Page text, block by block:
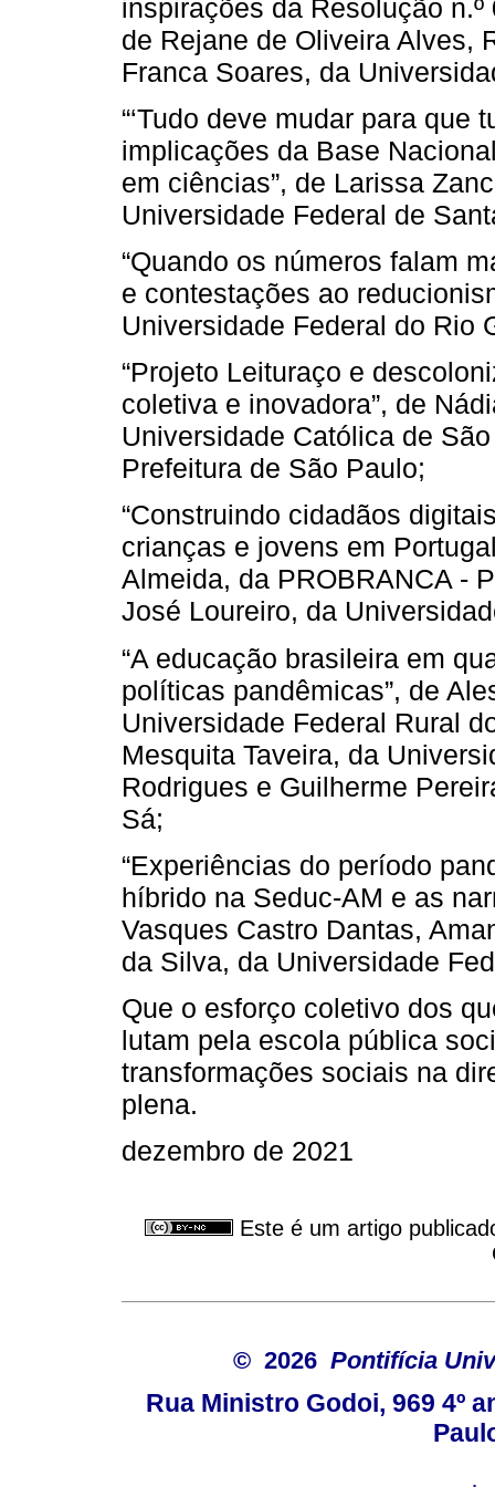
inspirações da Resolução
de Rejane de Oliveira Alves,
Franca Soares, da
“‘Tudo deve mudar para que
implicações da Base
em ciências”, de Larissa
Universidade Federal de
“Quando os números falam
e contestações ao
Universidade Federal do Rio
“Projeto Leituraço e
coletiva e inovadora”, de
Universidade Católica de
Prefeitura de São Paulo;
“Construindo cidadãos
crianças e jovens em
Almeida, da PROBRANCA -
José Loureiro, da
“A educação brasileira em
políticas pandêmicas”, de
Universidade Federal Rural
Mesquita Taveira, da
Rodrigues e Guilherme
Sá;
“Experiências do período
híbrido na Seduc-AM e as
Vasques Castro Dantas,
da Silva, da Universidade
Que o esforço coletivo dos
lutam pela escola pública
transformações sociais na
plena.
dezembro de 2021
Este é um artigo
© 2026 Pontifícia
Rua Ministro Godoi, 969 4º